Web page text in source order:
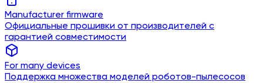
Manufacturer firmware
Официальные прошивки от производителей с
гарантией совместимости
For many devices
Поддержка множества моделей роботов-пылесосов